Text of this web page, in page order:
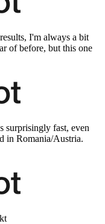
I'm always a bit
of before, but this one
surprisingly fast, even
in Romania/Austria.